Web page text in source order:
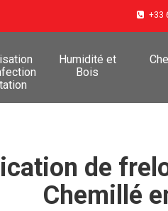
+33
Humidité et
Bois
de
Chemillé